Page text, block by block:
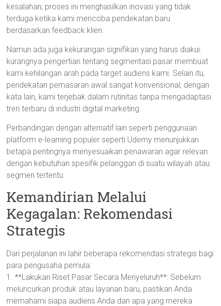
kesalahan; proses ini menghasilkan inovasi yang tidak
terduga ketika kami mencoba pendekatan baru
berdasarkan feedback klien.
Namun ada juga kekurangan signifikan yang harus diakui:
kurangnya pengertian tentang segmentasi pasar membuat
kami kehilangan arah pada target audiens kami. Selain itu,
pendekatan pemasaran awal sangat konvensional; dengan
kata lain, kami terjebak dalam rutinitas tanpa mengadaptasi
tren terbaru di industri digital marketing.
Perbandingan dengan alternatif lain seperti penggunaan
platform e-learning populer seperti Udemy menunjukkan
betapa pentingnya menyesuaikan penawaran agar relevan
dengan kebutuhan spesifik pelanggan di suatu wilayah atau
segmen tertentu.
Kemandirian Melalui
Kegagalan: Rekomendasi
Strategis
Dari perjalanan ini lahir beberapa rekomendasi strategis bagi
para pengusaha pemula:
1. **Lakukan Riset Pasar Secara Menyeluruh**: Sebelum
meluncurkan produk atau layanan baru, pastikan Anda
memahami siapa audiens Anda dan apa yang mereka